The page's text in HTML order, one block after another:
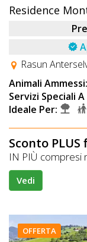
Residence
Rasun
Animali Ammessi:
Servizi Speciali A
Ideale Per:
Sconto PLUS
IN PIÙ compresi
Vedi
OFFERTA